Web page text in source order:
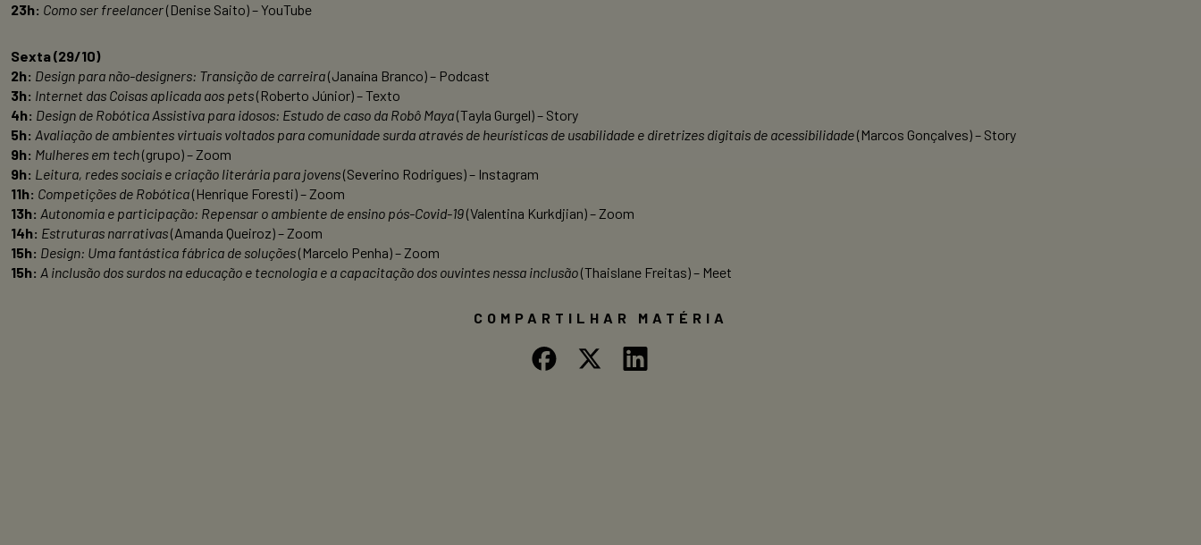
23h: Como ser freelancer(Denise Saito) – YouTube
Sexta (29/10)
2h: Design para não-designers: Transição de carreira(Janaína Branco) – Podcast
3h: Internet das Coisas aplicada aos pets(Roberto Júnior) – Texto
4h: Design de Robótica Assistiva para idosos: Estudo de caso da Robô Maya(Tayla Gurgel) – Story
5h: Avaliação de ambientes virtuais voltados para comunidade surda através de heurísticas de usabilidade e diretrizes digitais de acessibilidade(Marcos Gonçalves) – Story
9h: Mulheres em tech(grupo) – Zoom
9h: Leitura, redes sociais e criação literária para jovens(Severino Rodrigues) – Instagram
11h: Competições de Robótica(Henrique Foresti) – Zoom
13h: Autonomia e participação: Repensar o ambiente de ensino pós-Covid-19(Valentina Kurkdjian) – Zoom
14h: Estruturas narrativas(Amanda Queiroz) – Zoom
15h: Design: Uma fantástica fábrica de soluções(Marcelo Penha) – Zoom
15h: A inclusão dos surdos na educação e tecnologia e a capacitação dos ouvintes nessa inclusão(Thaislane Freitas) – Meet
COMPARTILHAR MATÉRIA